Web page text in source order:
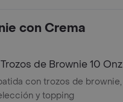
con Crema
de Brownie 10 Onz
con trozos de brownie,
y topping